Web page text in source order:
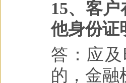
15、客
他身份证
答：应
的，金融